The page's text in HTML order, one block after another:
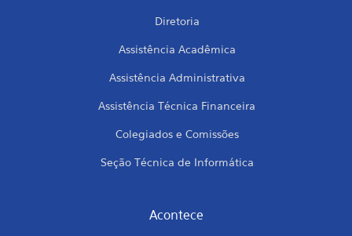
Diretoria
Assistência Acadêmica
Assistência Administrativa
Assistência Técnica Financeira
Colegiados e Comissões
Seção Técnica de Informática
Acontece